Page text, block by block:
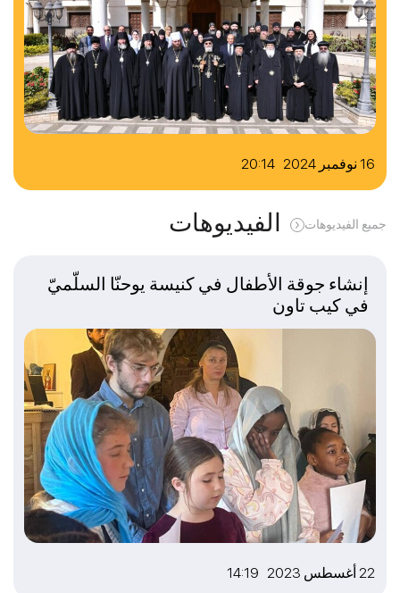
16 نوفمبر 2024 20:14
الفيديوهات جميع الفيديوهات
22 أغسطس 2023 14:19
إنشاء جوقة الأطفال في كنيسة يوحنّا السلّميّ
في كيب تاون